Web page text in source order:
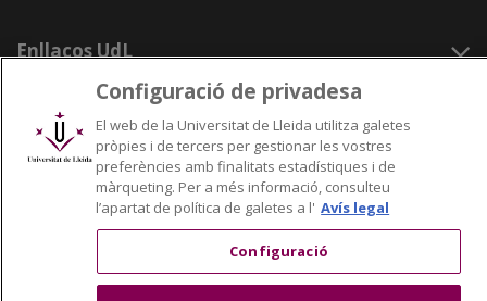
Enllaços UdL
Xarxes universitàries
Configuració de privadesa
El web de la Universitat de Lleida utilitza galetes
pròpies i de tercers per gestionar les vostres
preferències amb finalitats estadístiques i de
màrqueting. Per a més informació, consulteu
l’apartat de política de galetes a l' Avís legal
Configuració